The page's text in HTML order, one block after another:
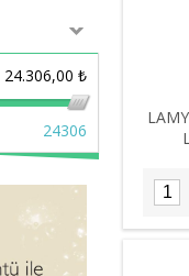
24.306,00 ₺
24306